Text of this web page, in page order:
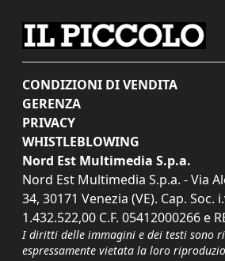
CONDIZIONI DI VENDITA
GERENZA
PRIVACY
WHISTLEBLOWING
Nord Est Multimedia S.p.a.
Nord Est Multimedia S.p.a. - Via
34, 30171 Venezia (VE). Cap. Soc.
1.432.522,00 C.F. 05412000266 e
I diritti delle immagini e dei testi sono
espressamente vietata la loro